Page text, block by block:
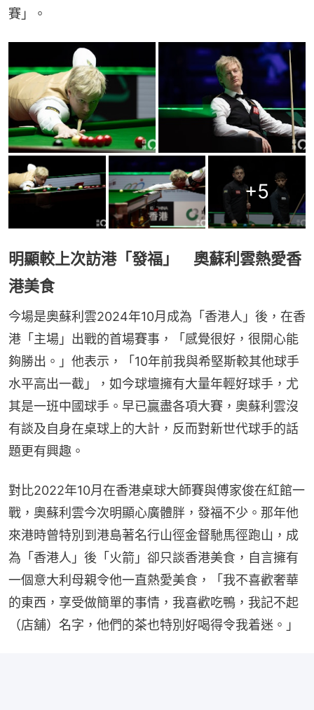
賽」。
+5
明顯較上次訪港「發福」 奧蘇利雲熱愛香
港美食
今場是奧蘇利雲2024年10月成為「香港人」後，在香
港「主場」出戰的首場賽事，「感覺很好，很開心能
夠勝出。」他表示，「10年前我與希堅斯較其他球手
水平高出一截」，如今球壇擁有大量年輕好球手，尤
其是一班中國球手。早已贏盡各項大賽，奧蘇利雲沒
有談及自身在桌球上的大計，反而對新世代球手的話
題更有興趣。
對比2022年10月在香港桌球大師賽與傅家俊在紅館一
戰，奧蘇利雲今次明顯心廣體胖，發福不少。那年他
來港時曾特別到港島著名行山徑金督馳馬徑跑山，成
為「香港人」後「火箭」卻只談香港美食，自言擁有
一個意大利母親令他一直熱愛美食，「我不喜歡奢華
的東西，享受做簡單的事情，我喜歡吃鴨，我記不起
（店舖）名字，他們的茶也特別好喝得令我着迷。」